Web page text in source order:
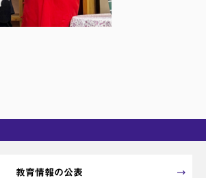
教育情報の公表